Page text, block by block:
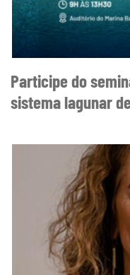
Participe do
sistema lagunar